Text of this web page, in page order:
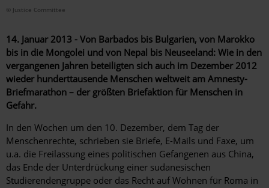
© Justice Committee
14. Januar 2013 - Von Barbados bis Bulgarien, von Marokko
bis in die Mongolei und von Nepal bis Neuseeland: Wie in den
vergangenen Jahren beteiligten sich auch im Dezember 2012
wieder hunderttausende Menschen weltweit am Amnesty-
Briefmarathon – der größten Briefaktion für Menschen in
Gefahr.
In den Wochen um den 10. Dezember, dem Tag der
Menschenrechte, schrieben sie Briefe, E-Mails und Faxe, um
u.a. die Freilassung eines politischen Gefangenen aus China,
das Ende der Unterdrückung einer sudanesischen
Studierendengruppe oder das Recht auf Wohnen für Roma in